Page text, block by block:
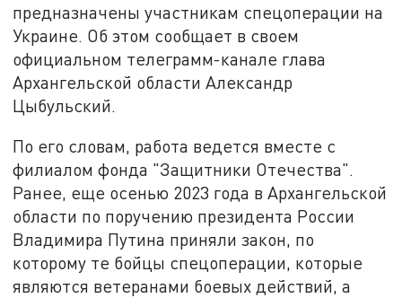
предназначены участникам спецоперации на
Украине. Об этом сообщает в своем
официальном телеграмм-канале глава
Архангельской области Александр
Цыбульский.
По его словам, работа ведется вместе с
филиалом фонда "Защитники Отечества".
Ранее, еще осенью 2023 года в Архангельской
области по поручению президента России
Владимира Путина приняли закон, по
которому те бойцы спецоперации, которые
являются ветеранами боевых действий, а